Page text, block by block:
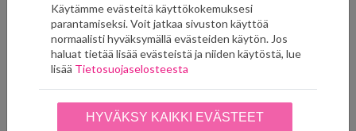
LISÄÄ SUOSIKKEIHIN LISÄÄ SUOSIKKEIHIN
Käytämme evästeitä käyttökokemuksesi
parantamiseksi. Voit jatkaa sivuston käyttöä
normaalisti hyväksymällä evästeiden käytön. Jos
haluat tietää lisää evästeistä ja niiden käytöstä, lue
lisää Tietosuojaselosteesta
HYVÄKSY KAIKKI EVÄSTEET